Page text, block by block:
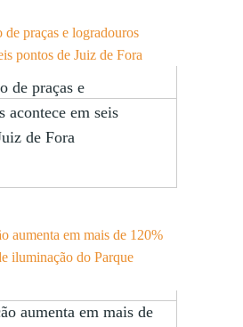
de praças e
acontece em seis
de Fora
aumenta em mais de